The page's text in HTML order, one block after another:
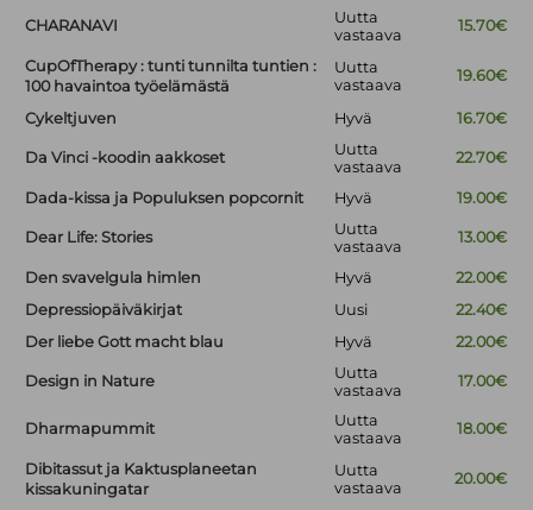
CHARANAVI
Uutta
vastaava
15.70€
CupOfTherapy : tunti tunnilta tuntien :
100 havaintoa työelämästä
Uutta
vastaava
19.60€
Cykeltjuven Hyvä 16.70€
Da Vinci -koodin aakkoset
Uutta
vastaava
22.70€
Dada-kissa ja Populuksen popcornit Hyvä 19.00€
Dear Life: Stories
Uutta
vastaava
13.00€
Den svavelgula himlen Hyvä
22.00€
Depressiopäiväkirjat
Uusi
22.40€
Der liebe Gott macht blau
Hyvä 22.00€
Design in Nature
Uutta
vastaava
17.00€
Dharmapummit
Uutta
vastaava
18.00€
Dibitassut ja Kaktusplaneetan
kissakuningatar
Uutta
vastaava
20.00€